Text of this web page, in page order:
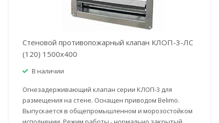
Стеновой противопожарный клапан КЛОП-3-ЛС
(120) 1500x400
В наличии
Огнезадерживающий клапан серии КЛОП-3 для
размещения на стене. Оснащен приводом Belimo.
Выпускается в общепромышленном и морозостойком